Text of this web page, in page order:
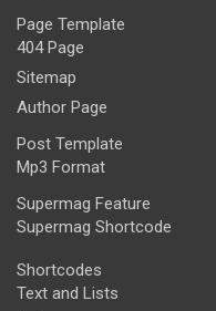
Page Template
404 Page
Sitemap
Author Page
Post Template
Mp3 Format
Supermag Feature
Supermag Shortcode
Shortcodes
Text and Lists